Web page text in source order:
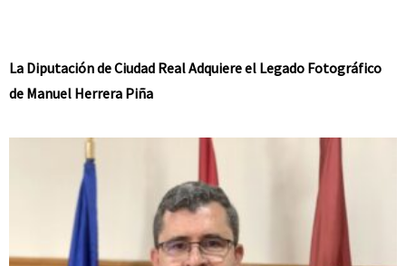
La Diputación de Ciudad Real Adquiere el Legado Fotográfico
de Manuel Herrera Piña